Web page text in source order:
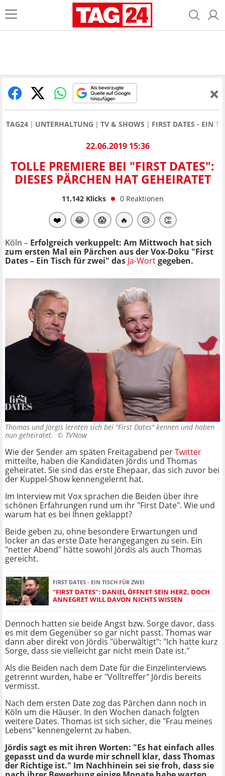
TAG24 UNTERHALTUNG TV & SHOWS FIRST DATES - EIN
22.06.2019 15:36
TOLLE PREMIERE BEI "FIRST DATES":
DIESES PÄRCHEN HAT GEHEIRATET
11.142Klicks 0 Reaktionen
❤️ 😂 😱 🔥 😥 👏
Köln – Erfolgreich verkuppelt: Am Mittwoch hat sich
zum ersten Mal ein Pärchen aus der Vox-Doku "First
Dates – Ein Tisch für zwei" das Ja-Wortgegeben.
Thomas und Jörgis lernten sich bei "First Dates" kennen und haben
nun geheiratet. © TVNow
Wie der Sender am späten Freitagabend perTwitter
mitteilte, haben die Kandidaten Jördis und Thomas
geheiratet. Sie sind das erste Ehepaar, das sich zuvor bei
der Kuppel-Show kennengelernt hat.
Im Interview mit Vox sprachen die Beiden über ihre
schönen Erfahrungen rund um ihr "First Date". Wie und
warum hat es bei Ihnen geklappt?
Beide geben zu, ohne besondere Erwartungen und
locker an das erste Date herangegangen zu sein. Ein
"netter Abend" hätte sowohl Jördis als auch Thomas
gereicht.
FIRST DATES - EIN TISCH FÜR ZWEI
"FIRST DATES": DANIEL ÖFFNET SEIN HERZ, DOCH
ANNEGRET WILL DAVON NICHTS WISSEN
Dennoch hatten sie beide Angst bzw. Sorge davor, dass
es mit dem Gegenüber so gar nicht passt. Thomas war
dann aber direkt von Jördis "überwältigt": "Ich hatte kurz
Sorge, dass sie vielleicht gar nicht mein Date ist."
Als die Beiden nach dem Date für die Einzelinterviews
getrennt wurden, habe er "Volltreffer" Jördis bereits
vermisst.
Nach dem ersten Date zog das Pärchen dann noch in
Köln um die Häuser. In den Wochen danach folgten
weitere Dates. Thomas ist sich sicher, die "Frau meines
Lebens" kennengelernt zu haben.
Jördis sagt es mit ihren Worten: "Es hat einfach alles
gepasst und da wurde mir schnell klar, dass Thomas
der Richtige ist." Im Nachhinein sei sie froh, dass sie